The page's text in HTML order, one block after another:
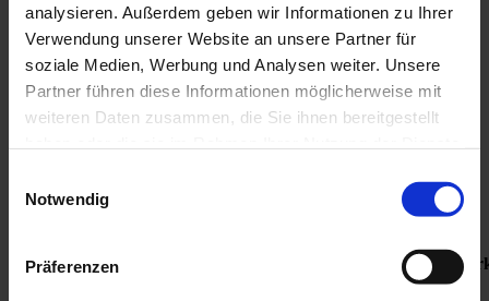
analysieren. Außerdem geben wir Informationen zu Ihrer
Verwendung unserer Website an unsere Partner für
soziale Medien, Werbung und Analysen weiter. Unsere
Partner führen diese Informationen möglicherweise mit
weiteren Daten zusammen, die Sie ihnen bereitgestellt
Notwendig
Präferenzen
max. Böschungswinkel ohne Verkehrslast: alpha = 10°
Reibungswinkel: phi = 35° / gamma = 19,0 kN/m³
Bewehrung: statisch
Wandstärke am Kopf: d = 10 cm
Sichtbetonklasse: für die in Sicht geplanten Flächen (Luftseitig) =
schalungsglatt SB 2
Bezeichnung Bauhöhe
Sichtseite